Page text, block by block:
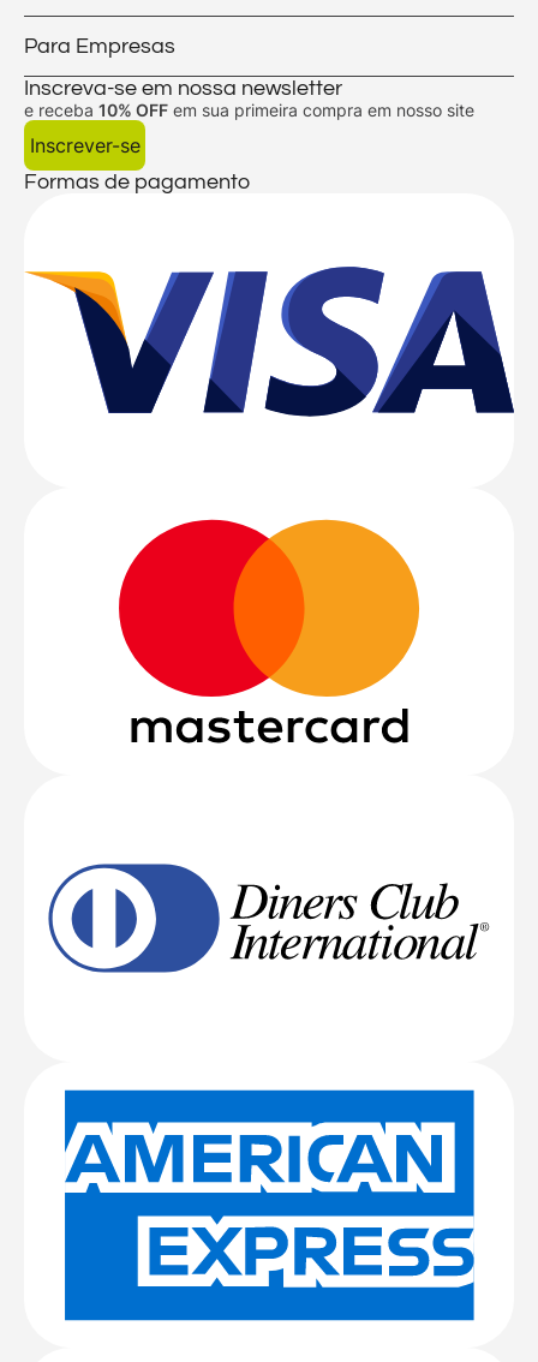
Para Empresas
Inscreva-se em nossa newsletter
e receba 10% OFF em sua primeira compra em nosso site
Inscrever-se
Formas de pagamento